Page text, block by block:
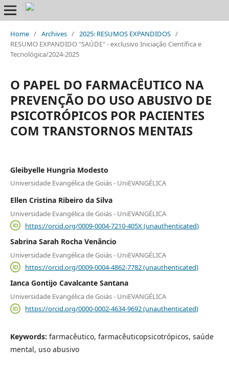
Home / Archives / 2025: RESUMOS EXPANDIDOS /
RESUMO EXPANDIDO "SAÚDE" - exclusivo Iniciação Científica e
Tecnológica/2024-2025
O PAPEL DO FARMACÊUTICO NA
PREVENÇÃO DO USO ABUSIVO DE
PSICOTRÓPICOS POR PACIENTES
COM TRANSTORNOS MENTAIS
Gleibyelle Hungria Modesto
Universidade Evangélica de Goiás - UniEVANGÉLICA
Ellen Cristina Ribeiro da Silva
Universidade Evangélica de Goiás - UniEVANGÉLICA
https://orcid.org/0009-0004-7210-405X (unauthenticated)
Sabrina Sarah Rocha Venâncio
Universidade Evangélica de Goiás - UniEVANGÉLICA
https://orcid.org/0009-0004-4862-7782 (unauthenticated)
Ianca Gontijo Cavalcante Santana
Universidade Evangélica de Goiás - UniEVANGÉLICA
https://orcid.org/0000-0002-4634-9692 (unauthenticated)
Keywords: farmacêutico, farmacêuticopsicotrópicos, saúde
mental, uso abusivo